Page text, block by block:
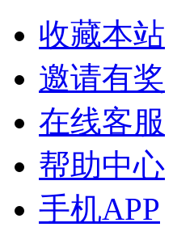
收藏本站
邀请有奖
在线客服
帮助中心
手机APP